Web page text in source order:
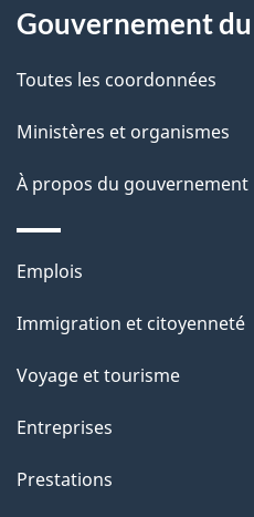
l
a
p
a
e
Gouvernement
Toutes les coordonnées
Ministères et organismes
À propos du gouvernement
Thèmes
sujets
Emplois
Immigration et citoyenneté
Voyage et tourisme
Entreprises
Prestations